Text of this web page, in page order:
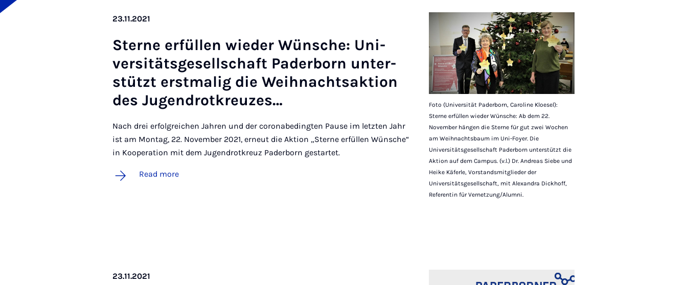
Foto (Universität Paderborn, Caroline Kloesel):
Sterne erfüllen wieder Wünsche: Ab dem 22.
November hängen die Sterne für gut zwei Wochen
am Weihnachtsbaum im Uni-Foyer. Die
Universitätsgesellschaft Paderborn unterstützt die
Aktion auf dem Campus. (v.l.) Dr. Andreas Siebe und
Heike Käferle, Vorstandsmitglieder der
Universitätsgesellschaft, mit Alexandra Dickhoff,
Referentin für Vernetzung/Alumni.
23.11.2021
Sterne er­fül­len wieder Wün­sche: Uni­
versitäts­gesell­schaft Pader­born un­ter­
stützt er­st­m­a­lig die Weih­nacht­sak­tion
des Ju­gendrotkreuzes…
Nach drei erfolgreichen Jahren und der coronabedingten Pause im letzten Jahr
ist am Montag, 22. November 2021, erneut die Aktion „Sterne erfüllen Wünsche“
in Kooperation mit dem Jugendrotkreuz Paderborn gestartet.
Read more
23.11.2021